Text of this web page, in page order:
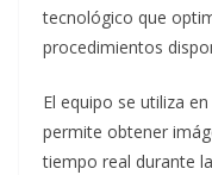
tecnológico que
procedimientos
El equipo se utiliza
permite obtener
tiempo real durante